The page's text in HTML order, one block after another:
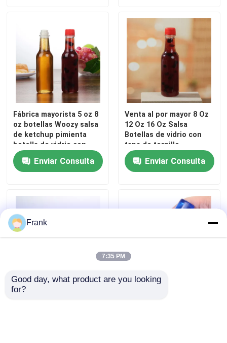
Botellas de vidrio
tarros de cristal
Tazas de vidrio
Capa de botella del frasco
Artículos de vidrio para el hogar
Fábrica mayorista 5 oz 8
oz botellas Woozy salsa
de ketchup pimienta
botella de vidrio con
tapa de Pp
Enviar Consulta
Venta al por mayor 8 Oz
12 Oz 16 Oz Salsa
Botellas de vidrio con
tapa de tornillo
Enviar Consulta
Botella de vidrio de
Frank
7:35 PM
Good day, what product are you looking
for?